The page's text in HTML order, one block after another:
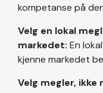
kompetanse på
‍Velg en lokal
markedet: En
kjenne markedet
Velg megler, ikke